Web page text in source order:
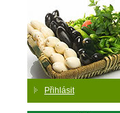
Přihlásit